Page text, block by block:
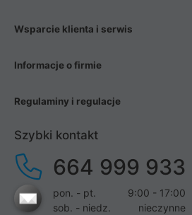
Wsparcie klienta i serwis
Informacje o firmie
Regulaminy i regulacje
Szybki kontakt
664 999 933
pon. - pt.
9:00 - 17:00
sob. - niedz.
nieczynne